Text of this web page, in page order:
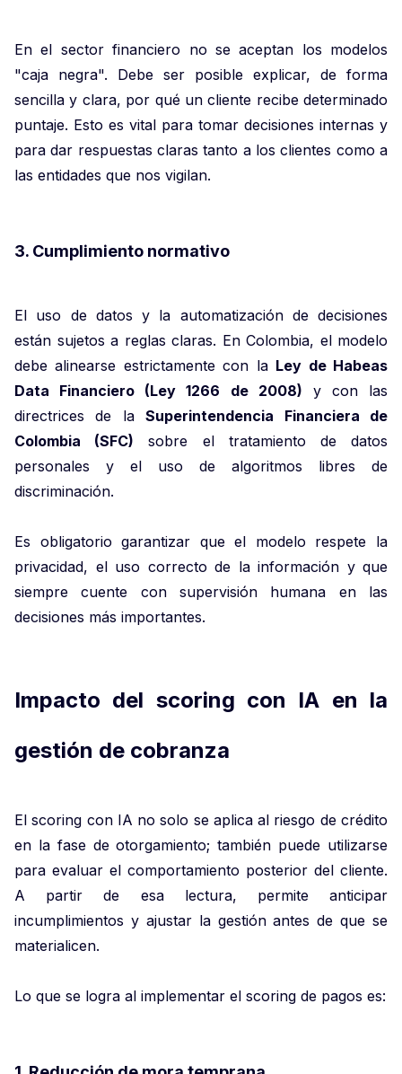
En el sector financiero no se aceptan los modelos
"caja negra". Debe ser posible explicar, de forma
sencilla y clara, por qué un cliente recibe determinado
puntaje. Esto es vital para tomar decisiones internas y
para dar respuestas claras tanto a los clientes como a
las entidades que nos vigilan.
3. Cumplimiento normativo
El uso de datos y la automatización de decisiones
están sujetos a reglas claras. En Colombia, el modelo
debe alinearse estrictamente con la Ley de Habeas
Data Financiero (Ley 1266 de 2008) y con las
directrices de laSuperintendencia Financiera de
Colombia (SFC) sobre el tratamiento de datos
personales y el uso de algoritmos libres de
discriminación.
Es obligatorio garantizar que el modelo respete la
privacidad, el uso correcto de la información y que
siempre cuente con supervisión humana en las
decisiones más importantes.
Impacto del scoring con IA en la
gestión de cobranza
El scoring con IA no solo se aplica al riesgo de crédito
en la fase de otorgamiento; también puede utilizarse
para evaluar el comportamiento posterior del cliente.
A partir de esa lectura, permite anticipar
incumplimientos y ajustar la gestión antes de que se
materialicen.
Lo que se logra al implementar el scoring de pagos es: